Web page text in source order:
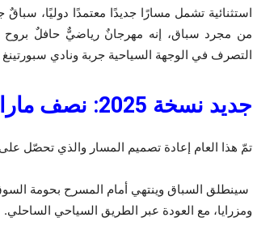
من مجرد سباق، إنه مهرجانٌ رياضيٌّ حافلٌ بروح
التصرف في الوجهة السياحية جربة ونادي
جديد نسخة 2025: نصف
تمّ هذا العام إعادة تصميم المسار والذي
سينطلق السباق وينتهي أمام المسرح بحومة السوق،
ومزرايا، مع العودة عبر الطريق السياحي الساحلي.